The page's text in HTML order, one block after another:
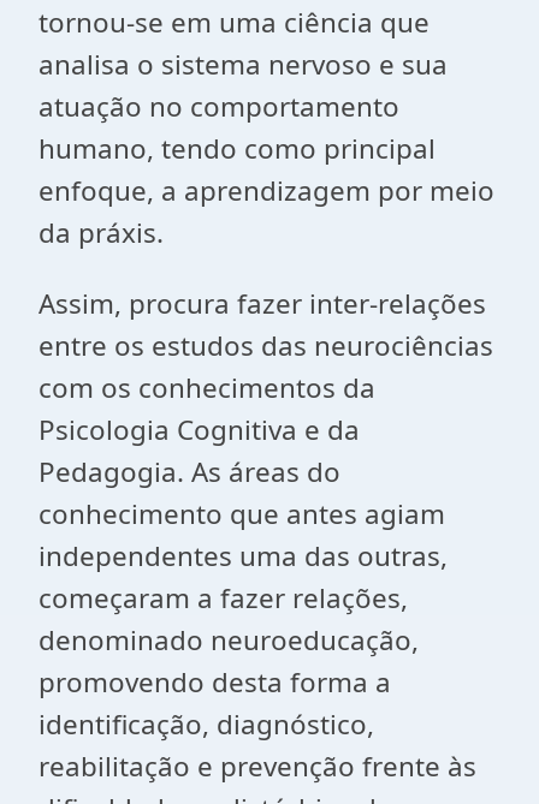
tornou-se em uma ciência que
analisa o sistema nervoso e sua
atuação no comportamento
humano, tendo como principal
enfoque, a aprendizagem por meio
da práxis.
Assim, procura fazer inter-relações
entre os estudos das neurociências
com os conhecimentos da
Psicologia Cognitiva e da
Pedagogia. As áreas do
conhecimento que antes agiam
independentes uma das outras,
começaram a fazer relações,
denominado neuroeducação,
promovendo desta forma a
identificação, diagnóstico,
reabilitação e prevenção frente às